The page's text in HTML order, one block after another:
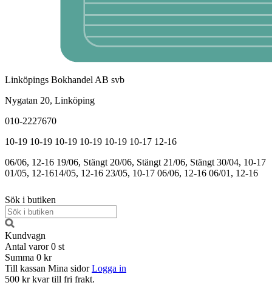
Linköpings Bokhandel AB svb
Nygatan 20, Linköping
010-2227670
10-19 10-19 10-19 10-19 10-19 10-17 12-16
06/06, 12-16 19/06, Stängt 20/06, Stängt 21/06, Stängt 30/04, 10-17
01/05, 12-1614/05, 12-16 23/05, 10-17 06/06, 12-16 06/01, 12-16
Sök i butiken
Kundvagn
Antal varor 0 st
Summa 0 kr
Till kassan Mina sidor Logga in
500 kr kvar till fri frakt.